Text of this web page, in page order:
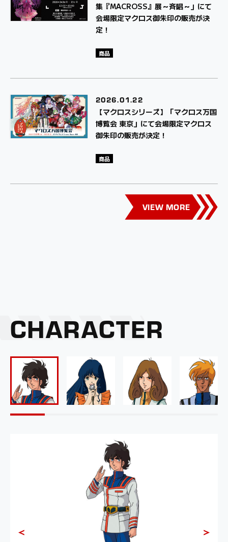
集『MACROSS』展～斉唱～」にて
会場限定マクロス御朱印の販売が決
定！
商品
2026.01.22
【マクロスシリーズ】「マクロス万国
博覧会 東京」にて会場限定マクロス
御朱印の販売が決定！
商品
VIEW MORE
CHARACTER